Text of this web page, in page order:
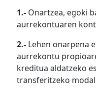
1.- Onartzea, egoki
aurrekontuaren
2.- Lehen onarpena
aurrekontu
kreditua aldatzeko
transferitzeko